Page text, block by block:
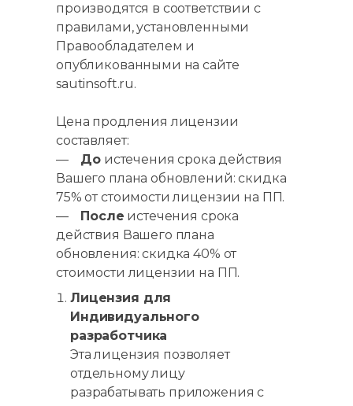
производятся в соответствии с
правилами, установленными
Правообладателем и
опубликованными на сайте
sautinsoft.ru.
Цена продления лицензии
составляет:
— Доистечения срока действия
Вашего плана обновлений: скидка
75% от стоимости лицензии на ПП.
— После истечения срока
действия Вашего плана
обновления: скидка 40% от
стоимости лицензии на ПП.
Лицензия для
Индивидуального
разработчика
Эта лицензия позволяет
отдельному лицу
разрабатывать приложения с